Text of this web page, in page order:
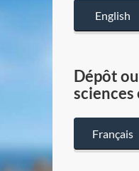
English
Dépôt
Français